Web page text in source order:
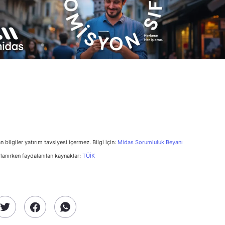
bilgiler yatırım tavsiyesi içermez. Bilgi için: Midas Sorumluluk Beyanı
faydalanılan kaynaklar: TÜİK